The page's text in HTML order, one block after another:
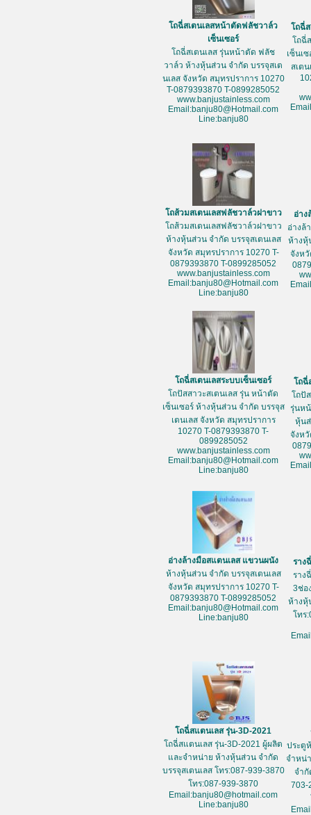
โถฉี่สเตนเลสหน้าตัดฟลัชวาล์ว
เซ็นเซอร์
โถฉี่สเตนเลส รุ่นหน้าตัด ฟลัช
วาล์ว ห้างหุ้นส่วน จำกัด บรรจุสเต
นเลส จังหวัด สมุทรปราการ 10270
T-0879393870 T-0899285052
www.banjustainless.com
Email:banju80@Hotmail.com
Line:banju80
โถฉี่
โถฉี่
เซ็นเ
สเต
โถส้วมสเตนเลสฟลัชวาล์วฝาขาว
โถส้วมสเตนเลสฟลัชวาล์วฝาขาว
ห้างหุ้นส่วน จำกัด บรรจุสเตนเลส
จังหวัด สมุทรปราการ 10270 T-
0879393870 T-0899285052
www.banjustainless.com
Email:banju80@Hotmail.com
Line:banju80
อ่าง
อ่างล้
ห้างหุ้
จังห
โถฉี่สเตนเลสระบบเซ็นเซอร์
โถปัสสาวะสเตนเลส รุ่น หน้าตัด
เซ็นเซอร์ ห้างหุ้นส่วน จำกัด บรรจุส
เตนเลส จังหวัด สมุทรปราการ
10270 T-0879393870 T-
0899285052
www.banjustainless.com
Email:banju80@Hotmail.com
Line:banju80
โถฉี่
โถปั
รุ่นห
หุ้น
จังห
อ่างล้างมือสแตนเลส แขวนผนัง
ห้างหุ้นส่วน จำกัด บรรจุสเตนเลส
จังหวัด สมุทรปราการ 10270 T-
0879393870 T-0899285052
Email:banju80@Hotmail.com
Line:banju80
ราง
ราง
3ช่อ
ห้างหุ้
โทร
โถฉี่สแตนเลส รุ่น-3D-2021
โถฉี่สแตนเลส รุ่น-3D-2021 ผู้ผลิต
และจำหน่าย ห้างหุ้นส่วน จำกัด
บรรจุสเตนเลส โทร:087-939-3870
โทร:087-939-3870
Email:banju80@hotmail.com
Line:banju80
ประตู
จำหน่
จำกั
703-